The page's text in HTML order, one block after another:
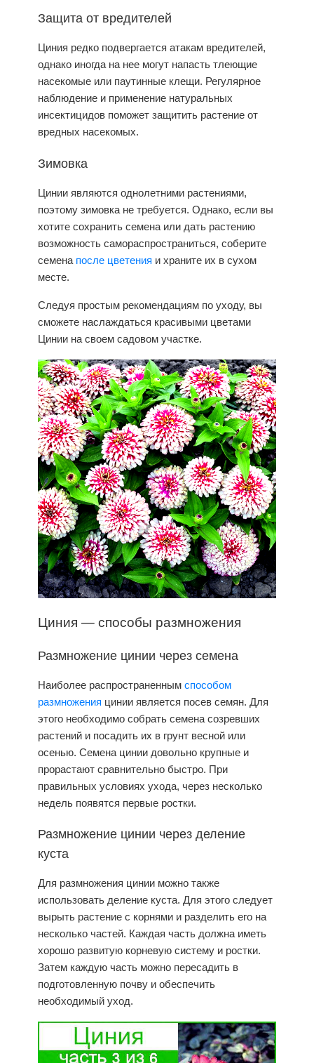
Защита от вредителей
Циния редко подвергается атакам вредителей,
однако иногда на нее могут напасть тлеющие
насекомые или паутинные клещи. Регулярное
наблюдение и применение натуральных
инсектицидов поможет защитить растение от
вредных насекомых.
Зимовка
Цинии являются однолетними растениями,
поэтому зимовка не требуется. Однако, если вы
хотите сохранить семена или дать растению
возможность самораспространиться, соберите
семена после цветения и храните их в сухом
месте.
Следуя простым рекомендациям по уходу, вы
сможете наслаждаться красивыми цветами
Цинии на своем садовом участке.
Циния — способы размножения
Размножение цинии через семена
Наиболее распространенным способом
размножения цинии является посев семян. Для
этого необходимо собрать семена созревших
растений и посадить их в грунт весной или
осенью. Семена цинии довольно крупные и
прорастают сравнительно быстро. При
правильных условиях ухода, через несколько
недель появятся первые ростки.
Размножение цинии через деление
куста
Для размножения цинии можно также
использовать деление куста. Для этого следует
вырыть растение с корнями и разделить его на
несколько частей. Каждая часть должна иметь
хорошо развитую корневую систему и ростки.
Затем каждую часть можно пересадить в
подготовленную почву и обеспечить
необходимый уход.